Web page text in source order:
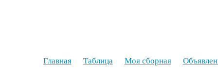
Главная Таблица Моя сборная